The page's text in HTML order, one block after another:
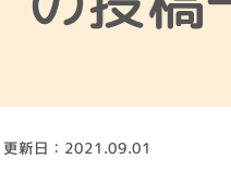
更新日：2021.09.01